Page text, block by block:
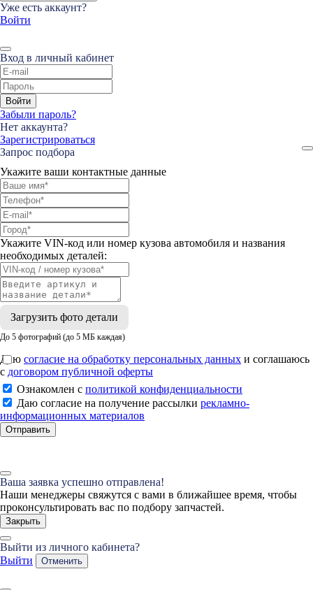
Уже есть аккаунт?
Войти
Вход в личный кабинет
Войти
Забыли пароль?
Нет аккаунта?
Зарегистрироваться
Запрос подбора
Укажите ваши контактные данные
Укажите VIN-код или номер кузова автомобиля и названия
необходимых деталей:
Загрузить фото детали
До 5 фотографий (до 5 МБ каждая)
Даю согласие на обработку персональных данных и соглашаюсь
с договором публичной оферты
Ознакомлен с политикой конфиденциальности
Даю согласие на получение рассылки рекламно-
информационных материалов
Отправить
Ваша заявка успешно отправлена!
Наши менеджеры свяжутся с вами в ближайшее время, чтобы
проконсультировать вас по подбору запчастей.
Закрыть
Выйти из личного кабинета?
Выйти
Отменить